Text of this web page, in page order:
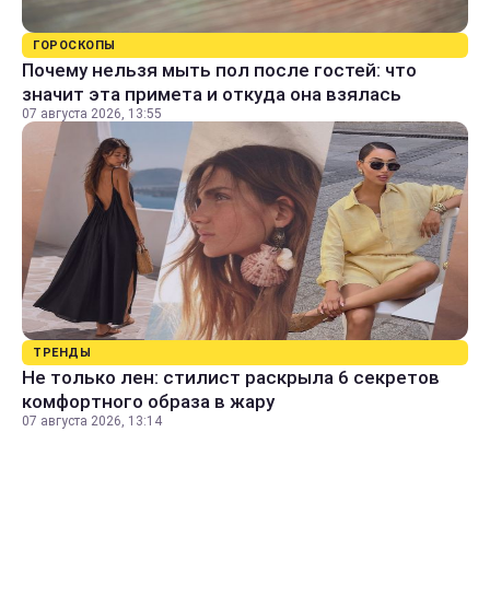
ГОРОСКОПЫ
Почему нельзя мыть пол после гостей: что
значит эта примета и откуда она взялась
07 августа 2026, 13:55
ТРЕНДЫ
Не только лен: стилист раскрыла 6 секретов
комфортного образа в жару
07 августа 2026, 13:14